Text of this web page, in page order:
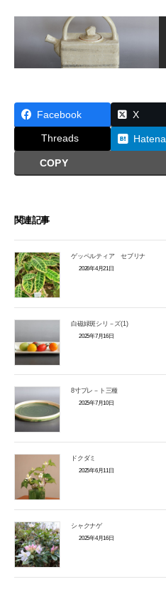
Facebook X
Threads Hatena
COPY
関連記事
ゲッペルティア セブリナ
2026年4月21日
白磁緑斑シリ－ズ(1)
2025年7月16日
8寸プレ－ト三種
2025年7月10日
ドクダミ
2025年6月11日
シャクナゲ
2025年4月16日